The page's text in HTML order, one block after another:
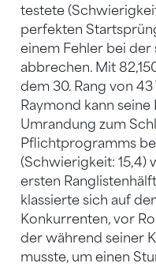
testete
perfekten
einem Fehler bei der
abbrechen. Mit
dem 30. Rang von
Raymond kann
Umrandung zum
Pflichtprogramms
(Schwierigkeit: 15,4)
ersten
klassierte sich auf
Konkurrenten, vor
der während seiner
musste, um einen